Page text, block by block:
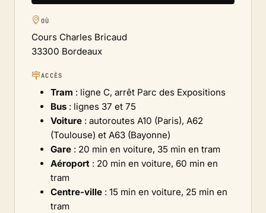
OÙ
Cours Charles Bricaud
33300 Bordeaux
ACCÈS
Tram : ligne C, arrêt Parc des Expositions
Bus : lignes 37 et 75
Voiture : autoroutes A10 (Paris), A62
(Toulouse) et A63 (Bayonne)
Gare : 20 min en voiture, 35 min en tram
Aéroport : 20 min en voiture, 60 min en
tram
Centre-ville : 15 min en voiture, 25 min en
tram